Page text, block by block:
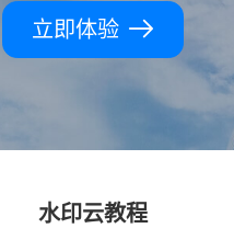
立即体验
水印云教程